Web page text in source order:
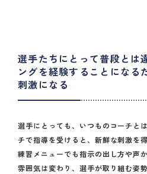
選手たちにとって普段とは
ングを経験することになる
刺激になる
選手にとっても、いつものコーチと
チで指導を受けると、新鮮な刺激を
練習メニューでも指示の出し方や声
雰囲気は変わり、選手が取り組む姿